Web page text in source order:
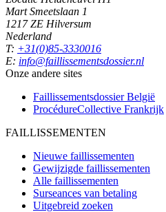
Mart Smeetslaan 1
1217 ZE Hilversum
Nederland
T: +31(0)85-3330016
E: info@faillissementsdossier.nl
Onze andere sites
Faillissementsdossier België
ProcédureCollective Frankrijk
FAILLISSEMENTEN
Nieuwe faillissementen
Gewijzigde faillissementen
Alle faillissementen
Surseances van betaling
Uitgebreid zoeken